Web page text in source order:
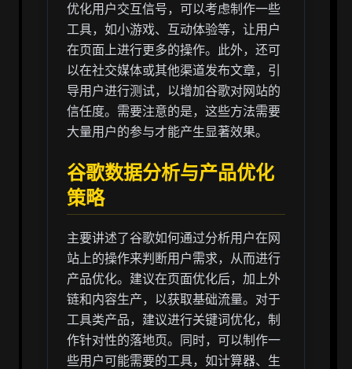
优化用户交互信号，可以考虑制作一些
工具，如小游戏、互动体验等，让用户
在页面上进行更多的操作。此外，还可
以在社交媒体或其他渠道发布文章，引
导用户进行测试，以增加谷歌对网站的
信任度。需要注意的是，这些方法需要
大量用户的参与才能产生显著效果。
谷歌数据分析与产品优化
策略
主要讲述了谷歌如何通过分析用户在网
站上的操作来判断用户需求，从而进行
产品优化。建议在页面优化后，加上外
链和内容生产，以获取基础流量。对于
工具类产品，建议进行关键词优化，制
作针对性的落地页。同时，可以制作一
些用户可能需要的工具，如计算器、生